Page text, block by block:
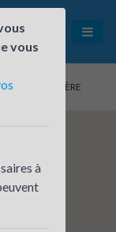
SUR ISÈRE
vous
à